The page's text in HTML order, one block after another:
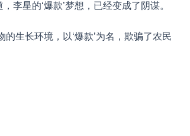
李星的‘爆款’梦想，已经变成了阴谋。
的生长环境，以‘爆款’为名，欺骗了农民